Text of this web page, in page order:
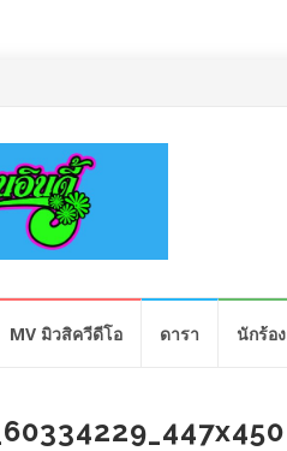
MV มิวสิควีดีโอ ดารา นักร้อง